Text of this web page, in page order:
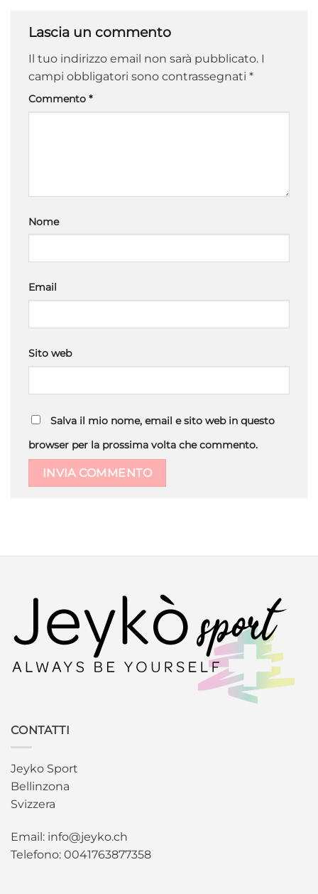
Lascia un commento
Il tuo indirizzo email non sarà pubblicato. I
campi obbligatori sono contrassegnati *
Commento *
Nome
Email
Sito web
Salva il mio nome, email e sito web in questo
browser per la prossima volta che commento.
CONTATTI
Jeyko Sport
Bellinzona
Svizzera
Email: info@jeyko.ch
Telefono: 0041763877358